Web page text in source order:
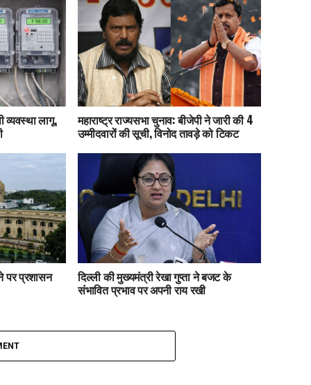
व्यवस्था लागू, महाराष्ट्र राज्यसभा चुनाव: बीजेपी ने जारी की 4
उम्मीदवारों की सूची, विनोद तावड़े को टिकट
पर प्रशासन दिल्ली की मुख्यमंत्री रेखा गुप्ता ने बजट के
संभावित प्रभाव पर अपनी राय रखी